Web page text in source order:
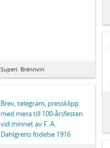
Superi. Brännvin
Brev, telegram, pressklipp
med mera till 100-årsfesten
vid minnet av F. A.
Dahlgrens födelse 1916